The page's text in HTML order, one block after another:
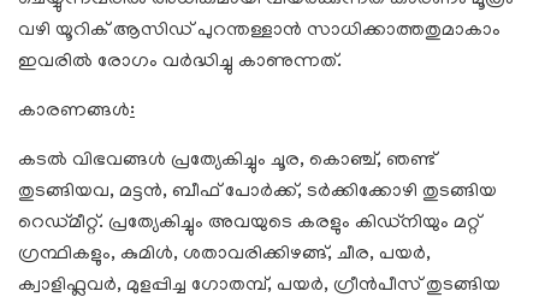
വഴി യൂറിക് ആസിഡ് പുറന്തള്ളാൻ സാധിക്കാത്തതുമാകാം
ഇവരിൽ രോഗം വർദ്ധിച്ചു കാണുന്നത്.
കാരണങ്ങൾ:
കടൽ വിഭവങ്ങൾ പ്രത്യേകിച്ചും ചൂര, കൊഞ്ച്, ഞണ്ട്
തുടങ്ങിയവ, മട്ടൻ, ബീഫ് പോർക്ക്, ടർക്കിക്കോഴി തുടങ്ങിയ
റെഡ്മീറ്റ്. പ്രത്യേകിച്ചും അവയുടെ കരളും കിഡ്‌നിയും മറ്റ്
ഗ്രന്ഥികളും, കുമിൾ, ശതാവരിക്കിഴങ്ങ്, ചീര, പയർ,
ക്വാളിഫ്ലവർ, മുളപ്പിച്ച ഗോതമ്പ്, പയർ, ഗ്രീൻപീസ് തുടങ്ങിയ